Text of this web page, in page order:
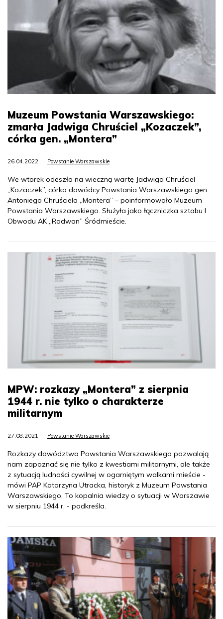
Muzeum Powstania Warszawskiego:
zmarła Jadwiga Chruściel „Kozaczek”,
córka gen. „Montera”
26.04.2022 Powstanie Warszawskie
We wtorek odeszła na wieczną wartę Jadwiga Chruściel
„Kozaczek”, córka dowódcy Powstania Warszawskiego gen.
Antoniego Chruściela „Montera” – poinformowało Muzeum
Powstania Warszawskiego. Służyła jako łączniczka sztabu I
Obwodu AK „Radwan” Śródmieście.
MPW: rozkazy „Montera” z sierpnia
1944 r. nie tylko o charakterze
militarnym
27.08.2021 Powstanie Warszawskie
Rozkazy dowództwa Powstania Warszawskiego pozwalają
nam zapoznać się nie tylko z kwestiami militarnymi, ale także
z sytuacją ludności cywilnej w ogarniętym walkami mieście -
mówi PAP Katarzyna Utracka, historyk z Muzeum Powstania
Warszawskiego. To kopalnia wiedzy o sytuacji w Warszawie
w sierpniu 1944 r. - podkreśla.